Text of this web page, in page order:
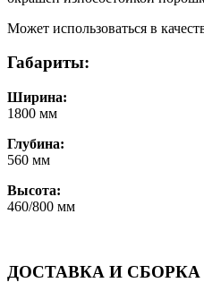
Может использоваться в
Габариты:
Ширина:
1800 мм
Глубина:
560 мм
Высота:
460/800 мм
ДОСТАВКА И СБОРКА